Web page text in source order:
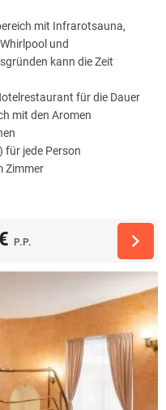
mit Infrarotsauna,
und
kann die Zeit
für die Dauer
mit den Aromen
für jede Person
Zimmer
P.P.